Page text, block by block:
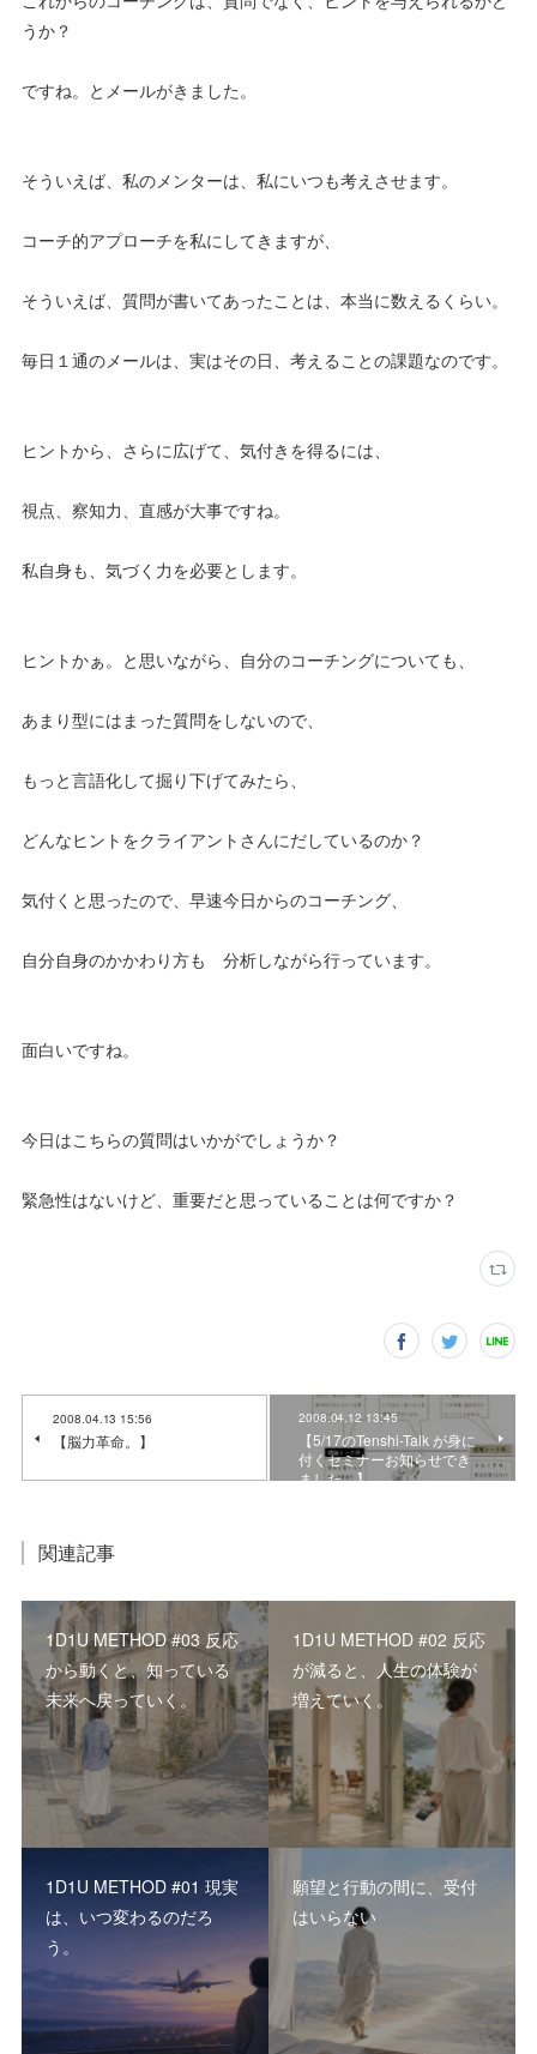
うか？
ですね。とメールがきました。
そういえば、私のメンターは、私にいつも考えさせます。
コーチ的アプローチを私にしてきますが、
そういえば、質問が書いてあったことは、本当に数えるくらい。
毎日１通のメールは、実はその日、考えることの課題なのです。
ヒントから、さらに広げて、気付きを得るには、
視点、察知力、直感が大事ですね。
私自身も、気づく力を必要とします。
ヒントかぁ。と思いながら、自分のコーチングについても、
あまり型にはまった質問をしないので、
もっと言語化して掘り下げてみたら、
どんなヒントをクライアントさんにだしているのか？
気付くと思ったので、早速今日からのコーチング、
自分自身のかかわり方も 分析しながら行っています。
面白いですね。
今日はこちらの質問はいかがでしょうか？
緊急性はないけど、重要だと思っていることは何ですか？
2008.04.13 15:56
【脳力革命。】
2008.04.12 13:45
【5/17のTenshi-Talk が身に
付くセミナーお知らせでき
ました。】
関連記事
1D1U METHOD #03 反応
から動くと、知っている
未来へ戻っていく。
1D1U METHOD #02 反応
が減ると、人生の体験が
増えていく。
1D1U METHOD #01 現実
は、いつ変わるのだろ
う。
願望と行動の間に、受付
はいらない